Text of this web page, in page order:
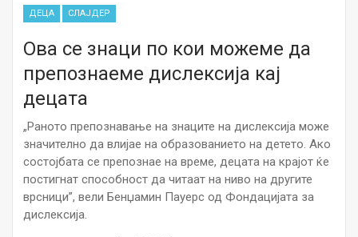
ДЕЦА СЛАЈДЕР
Ова се знаци по кои можеме да
препознаеме дислексија кај
децата
„Раното препознавање на знаците на дислексија може
значително да влијае на образованието на детето. Ако
состојбата се препознае на време, децата на крајот ќе
постигнат способност да читаат на ниво на другите
врсници”, вели Бенџамин Пауерс од Фондацијата за
дислексија.